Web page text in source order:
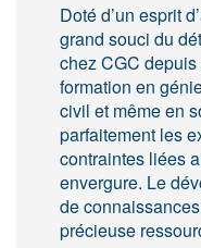
Doté d’un esprit
grand souci du
chez CGC
formation en
civil et même en
parfaitement les
contraintes liées
envergure. Le
de
précieuse